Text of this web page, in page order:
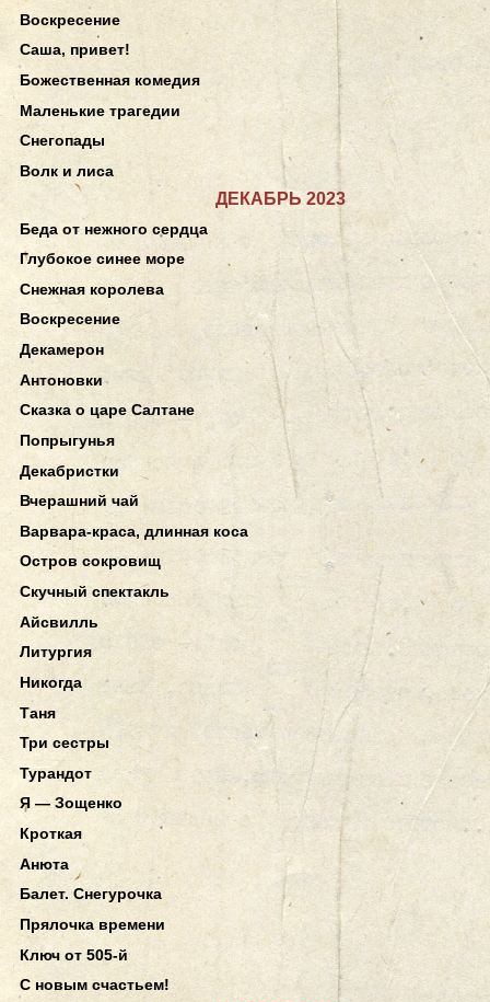
Воскресение
Саша, привет!
Божественная комедия
Маленькие трагедии
Снегопады
Волк и лиса
ДЕКАБРЬ 2023
Беда от нежного сердца
Глубокое синее море
Снежная королева
Воскресение
Декамерон
Антоновки
Сказка о царе Салтане
Попрыгунья
Декабристки
Вчерашний чай
Варвара-краса, длинная коса
Остров сокровищ
Скучный спектакль
Айсвилль
Литургия
Никогда
Таня
Три сестры
Турандот
Я — Зощенко
Кроткая
Анюта
Балет. Снегурочка
Прялочка времени
Ключ от 505-й
С новым счастьем!